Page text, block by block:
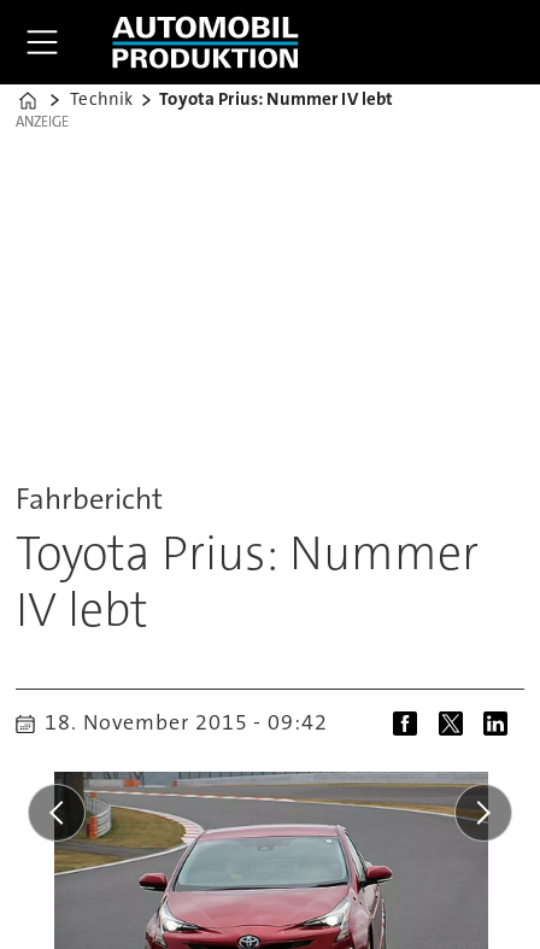
Home
Technik Toyota Prius: Nummer IV lebt
ANZEIGE
ANZEIGE
Fahrbericht
Toyota Prius: Nummer
IV lebt
18. November 2015 - 09:42